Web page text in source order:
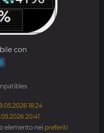
con
18:24
20:41
elemento nei preferiti